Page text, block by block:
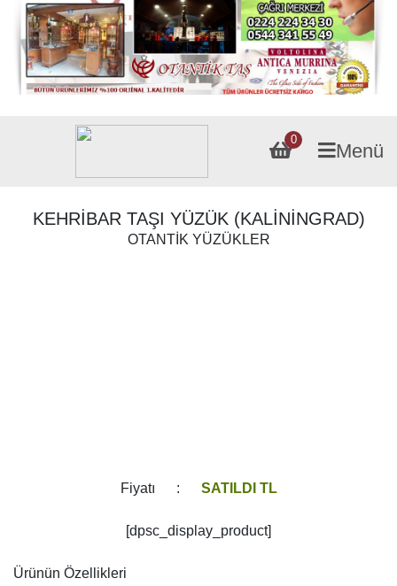
0
Menü
KEHRİBAR TAŞI YÜZÜK (KALİNİNGRAD)
OTANTİK YÜZÜKLER
925 AYAR GÜMÜŞ EL İŞÇİİLİĞİ
ÖZEL KUTUSUNDA